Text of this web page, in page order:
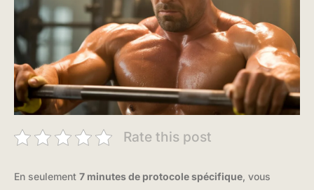
Rate this post
En seulement 7 minutes de protocole spécifique , vous